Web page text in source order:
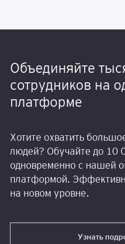
Объединяйте
сотрудников на
платформе
Хотите охватить
людей? Обучайте до 10
одновременно с нашей
платформой.
на новом уровне.
Узнать